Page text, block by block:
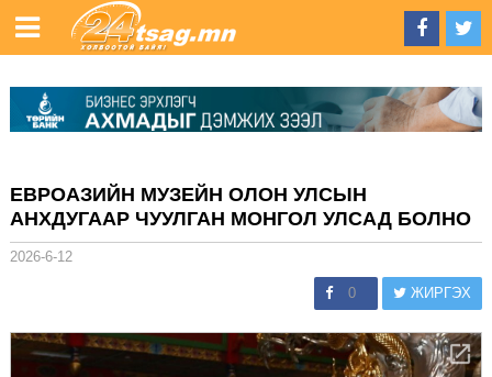
ЕВРОАЗИЙН МУЗЕЙН ОЛОН УЛСЫН
АНХДУГААР ЧУУЛГАН МОНГОЛ УЛСАД БОЛНО
2026-6-12
0 ЖИРГЭХ